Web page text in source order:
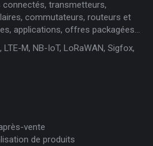
transmetteurs,
commutateurs, routeurs et
applications, offres packagées…
M, NB-IoT, LoRaWAN, Sigfox,
vente
de produits